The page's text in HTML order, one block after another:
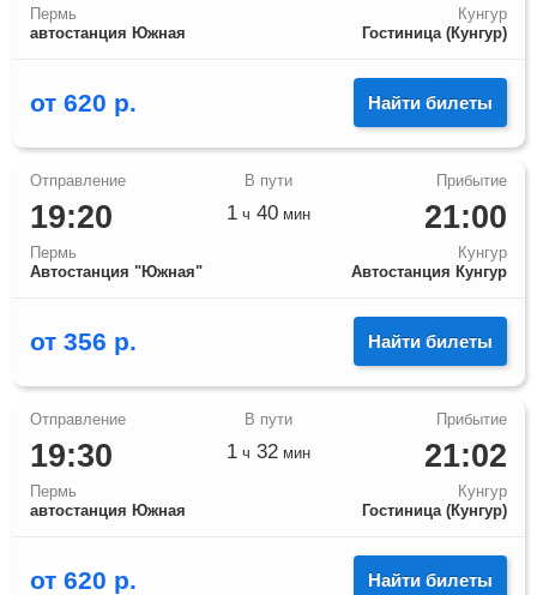
Пермь
автостанция Южная
Кунгур
Гостиница (Кунгур)
от 620 р. Найти билеты
19:20
Пермь
Автостанция "Южная"
21:00
Кунгур
Автостанция Кунгур
1 ч 40 мин
от 356 р. Найти билеты
19:30
Пермь
автостанция Южная
21:02
Кунгур
Гостиница (Кунгур)
1 ч 32 мин
от 620 р. Найти билеты